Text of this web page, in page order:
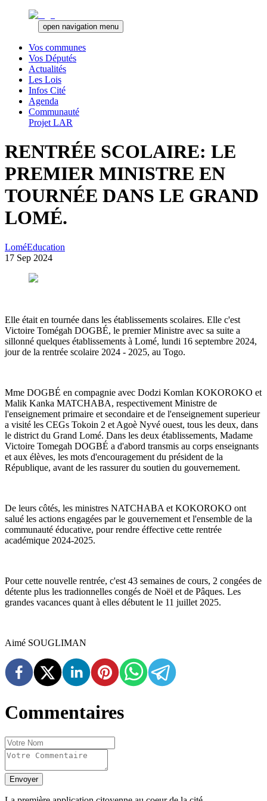
open navigation menu
Vos communes
Vos Députés
Actualités
Les Lois
Infos Cité
Agenda
Communauté
Projet LAR
RENTRÉE SCOLAIRE: LE
PREMIER MINISTRE EN
TOURNÉE DANS LE GRAND
LOMÉ.
LoméEducation
17 Sep 2024
Elle était en tournée dans les établissements scolaires. Elle c'est
Victoire Tomégah DOGBÉ, le premier Ministre avec sa suite a
sillonné quelques établissements à Lomé, lundi 16 septembre 2024,
jour de la rentrée scolaire 2024 - 2025, au Togo.
Mme DOGBÉ en compagnie avec Dodzi Komlan KOKOROKO et
Malik Kanka MATCHABA, respectivement Ministre de
l'enseignement primaire et secondaire et de l'enseignement superieur
a visité les CEGs Tokoin 2 et Agoè Nyvé ouest, tous les deux, dans
le district du Grand Lomé. Dans les deux établissements, Madame
Victoire Tomegah DOGBÉ a d'abord transmis au corps enseignants
et aux élèves, les mots d'encouragement du président de la
République, avant de les rassurer du soutien du gouvernement.
De leurs côtés, les ministres NATCHABA et KOKOROKO ont
salué les actions engagées par le gouvernement et l'ensemble de la
communauté éducative, pour rendre éffective cette rentrée
académique 2024-2025.
Pour cette nouvelle rentrée, c'est 43 semaines de cours, 2 congées de
détente plus les tradionnelles congés de Noël et de Pâques. Les
grandes vacances quant à elles débutent le 11 juillet 2025.
Aimé SOUGLIMAN
Commentaires
Envoyer